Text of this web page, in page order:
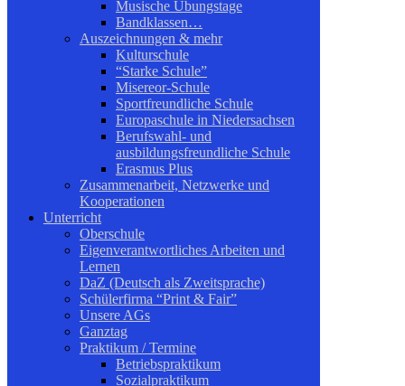
Musische Übungstage
Bandklassen…
Auszeichnungen & mehr
Kulturschule
“Starke Schule”
Misereor-Schule
Sportfreundliche Schule
Europaschule in Niedersachsen
Berufswahl- und
ausbildungsfreundliche Schule
Erasmus Plus
Zusammenarbeit, Netzwerke und
Kooperationen
Unterricht
Oberschule
Eigenverantwortliches Arbeiten und
Lernen
DaZ (Deutsch als Zweitsprache)
Schülerfirma “Print & Fair”
Unsere AGs
Ganztag
Praktikum / Termine
Betriebspraktikum
Sozialpraktikum